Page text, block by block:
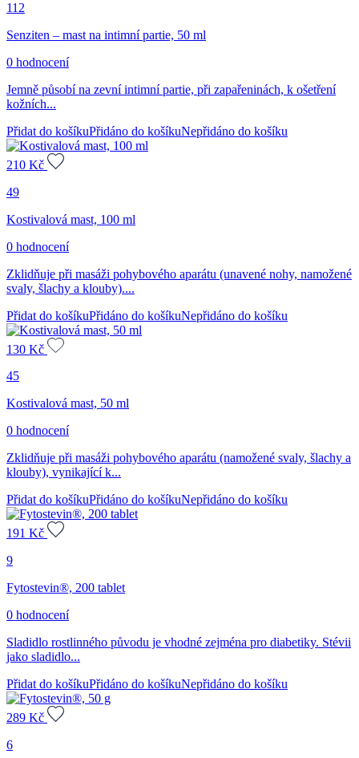
112
Senziten – mast na intimní partie, 50 ml
0 hodnocení
Jemně působí na zevní intimní partie, při zapařeninách, k ošetření
kožních...
Přidat do košíkuPřidáno do košíkuNepřidáno do košíku
210 Kč
49
Kostivalová mast, 100 ml
0 hodnocení
Zklidňuje při masáži pohybového aparátu (unavené nohy, namožené
svaly, šlachy a klouby)....
Přidat do košíkuPřidáno do košíkuNepřidáno do košíku
130 Kč
45
Kostivalová mast, 50 ml
0 hodnocení
Zklidňuje při masáži pohybového aparátu (namožené svaly, šlachy a
klouby), vynikající k...
Přidat do košíkuPřidáno do košíkuNepřidáno do košíku
191 Kč
9
Fytostevin®, 200 tablet
0 hodnocení
Sladidlo rostlinného původu je vhodné zejména pro diabetiky. Stévii
jako sladidlo...
Přidat do košíkuPřidáno do košíkuNepřidáno do košíku
289 Kč
6